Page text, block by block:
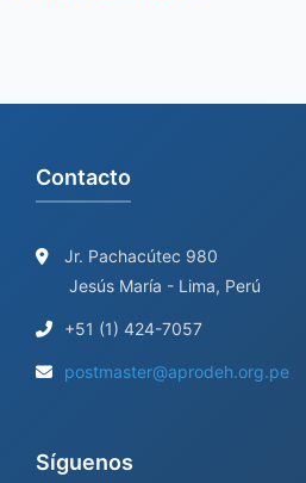
Contacto
Jr. Pachacútec 980
Jesús María - Lima, Perú
+51 (1) 424-7057
postmaster@aprodeh.org.pe
Síguenos